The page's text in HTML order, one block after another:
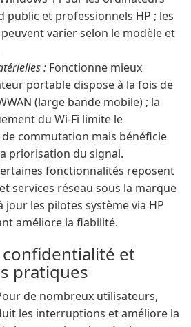
public et professionnels HP ; les
varier selon le modèle et
: Fonctionne mieux
portable dispose à la fois de
(large bande mobile) ; la
du Wi-Fi limite le
commutation mais bénéficie
priorisation du signal.
fonctionnalités reposent
services réseau sous la marque
jour les pilotes système via HP
améliore la fiabilité.
et
pratiques
de nombreux utilisateurs,
les interruptions et améliore la